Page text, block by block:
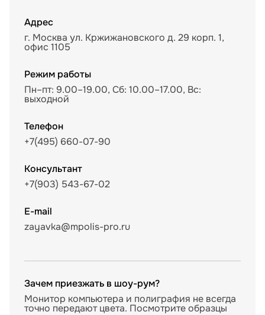
Адрес
г. Москва ул. Кржижановского д. 29 корп. 1,
офис 1105
Режим работы
Пн–пт: 9.00–19.00, Сб: 10.00–17.00, Вс:
выходной
Телефон
+7(495) 660-07-90
Консультант
+7(903) 543-67-02
E-mail
zayavka@mpolis-pro.ru
Зачем приезжать в шоу-рум?
Монитор компьютера и полиграфия не всегда
точно передают цвета. Посмотрите образцы